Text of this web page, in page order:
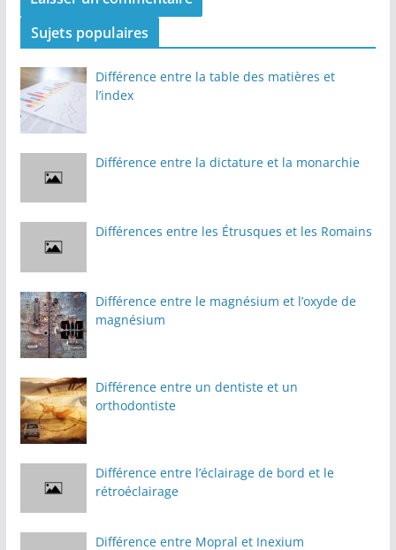
Sujets populaires
Différence entre la table des matières et
l’index
Différence entre la dictature et la monarchie
Différences entre les Étrusques et les Romains
Différence entre le magnésium et l’oxyde de
magnésium
Différence entre un dentiste et un
orthodontiste
Différence entre l’éclairage de bord et le
rétroéclairage
Différence entre Mopral et Inexium